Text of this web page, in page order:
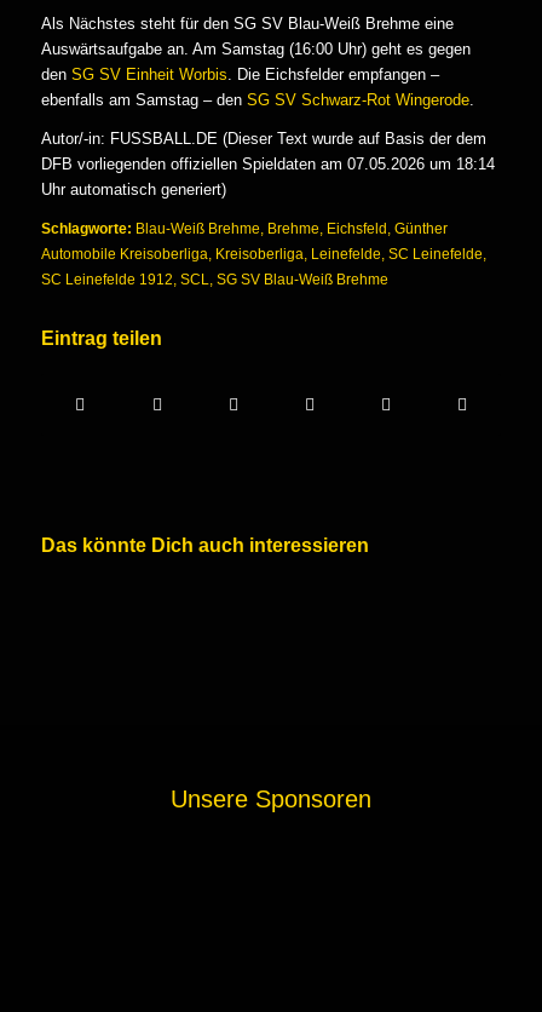
Als Nächstes steht für den SG SV Blau-Weiß Brehme eine
Auswärtsaufgabe an. Am Samstag (16:00 Uhr) geht es gegen
den SG SV Einheit Worbis. Die Eichsfelder empfangen –
ebenfalls am Samstag – den SG SV Schwarz-Rot Wingerode.
Autor/-in: FUSSBALL.DE (Dieser Text wurde auf Basis der dem
DFB vorliegenden offiziellen Spieldaten am 07.05.2026 um 18:14
Uhr automatisch generiert)
Schlagworte: Blau-Weiß Brehme Brehme Eichsfeld
Günther
Automobile Kreisoberliga
Kreisoberliga Leinefelde SC Leinefelde
SC Leinefelde 1912 SCL SG SV Blau-Weiß Brehme
Eintrag teilen
Das könnte Dich auch interessieren
Unsere Sponsoren